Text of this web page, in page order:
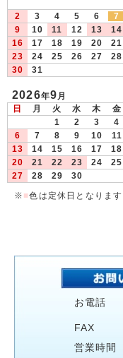
2
3 4 5 6 7
9
10 11 12 13 14
16
17 18 19 20 21
23
24 25 26 27 28
30
31
2026年9月
日
月 火 水 木 金
1
2 3 4
6
7 8 9 10 11
13
14 15 16 17 18
20
21 22 23 24 25
27
28 29
30
※ ■色は定休日となります
お電話
FAX
営業時間